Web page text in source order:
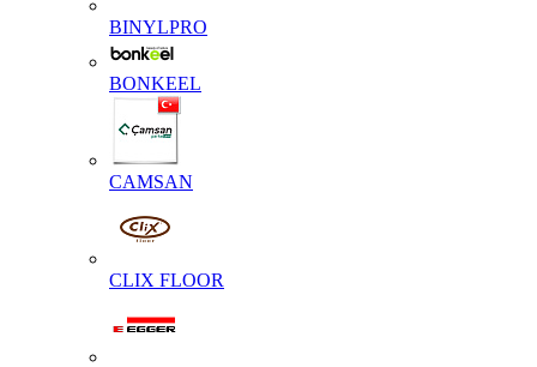
BINYLPRO
BONKEEL
CAMSAN
CLIX FLOOR